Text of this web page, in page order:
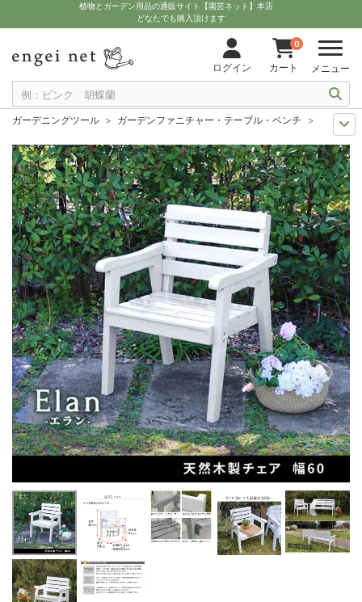
植物とガーデン用品の通販サイト【園芸ネット】本店
どなたでも購入頂けます
ログイン
0
カート メニュー
ガーデニングツール ガーデンファニチャー・テーブル・ベンチ
[送料無
送料無料商品
ガーデンファニチャー [送料無料]天然木製チェア 幅60 「